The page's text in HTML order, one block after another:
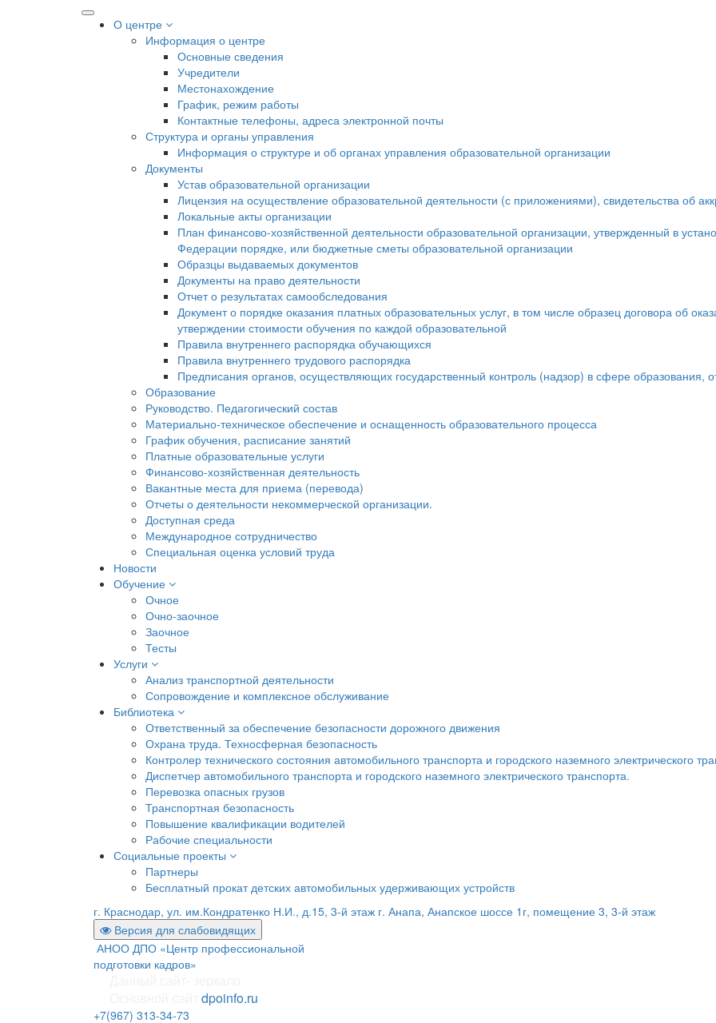
О центре
Информация о центре
Основные сведения
Учредители
Местонахождение
График, режим работы
Контактные телефоны, адреса электронной почты
Структура и органы управления
Информация о структуре и об органах управления образовательной организации
Документы
Устав образовательной организации
Лицензия на осуществление образовательной деятельности (с приложениями), свидетельства об
Локальные акты организации
План финансово-хозяйственной деятельности образовательной организации, утвержденный в
Федерации порядке, или бюджетные сметы образовательной организации
Образцы выдаваемых документов
Документы на право деятельности
Отчет о результатах самообследования
Документ о порядке оказания платных образовательных услуг, в том числе образец договора об
утверждении стоимости обучения по каждой образовательной
Правила внутреннего распорядка обучающихся
Правила внутреннего трудового распорядка
Предписания органов, осуществляющих государственный контроль (надзор) в сфере образования,
Образование
Руководство. Педагогический состав
Материально-техническое обеспечение и оснащенность образовательного процесса
График обучения, расписание занятий
Платные образовательные услуги
Финансово-хозяйственная деятельность
Вакантные места для приема (перевода)
Отчеты о деятельности некоммерческой организации.
Доступная среда
Международное сотрудничество
Специальная оценка условий труда
Новости
Обучение
Очное
Очно-заочное
Заочное
Тесты
Услуги
Анализ транспортной деятельности
Сопровождение и комплексное обслуживание
Библиотека
Ответственный за обеспечение безопасности дорожного движения
Охрана труда. Техносферная безопасность
Контролер технического состояния автомобильного транспорта и городского наземного электрического
Диспетчер автомобильного транспорта и городского наземного электрического транспорта.
Перевозка опасных грузов
Транспортная безопасность
Повышение квалификации водителей
Рабочие специальности
Социальные проекты
Партнеры
Бесплатный прокат детских автомобильных удерживающих устройств
г. Краснодар, ул. им.Кондратенко Н.И., д.15, 3-й этаж г. Анапа, Анапское шоссе 1г, помещение 3, 3-й этаж
Версия для слабовидящих
АНОО ДПО «Центр профессиональной
подготовки кадров»
dpoinfo.ru
+7(967) 313-34-73